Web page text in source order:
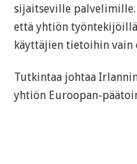
sijaitseville
että yhtiön
käyttäjien tietoihin vain
Tutkintaa johtaa
yhtiön Euroopan-